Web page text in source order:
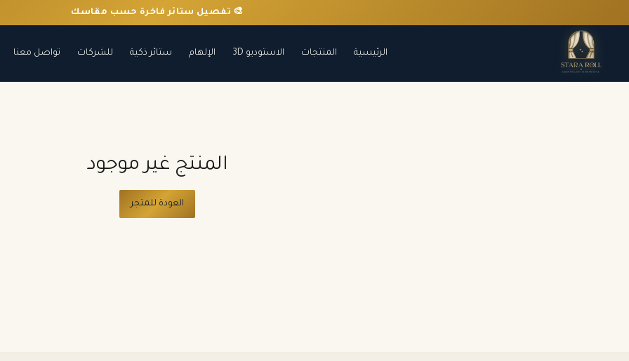
🎨 تفصيل ستائر فاخرة حسب مقاسك
الرئيسية المنتجات الاستوديو 3D الإلهام ستائر ذكية للشركات تواصل معنا
المنتج غير موجود
العودة للمتجر